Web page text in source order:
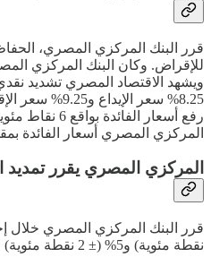
المركزي المصري أسعار الفائدة بمقدار 800 نقطة أساس حيث صعدت بمقدار نقطتين مئويتين في إجتماع فبراير، ثم 6 نقاط مئوية في الإجتماع
المركزي المصري يقرر تمديد
نقطة مئوية) و5% (± 2 نقطة مئوية) في المتوسط على الترتيب. وأكد البنك المركزي، في بيان صحفي، أن ذلك يأتي إتساقا مع التقدم التدريجي للبنك المركزي نحو إعتماد إطار متكامل لإستهداف التضخم.